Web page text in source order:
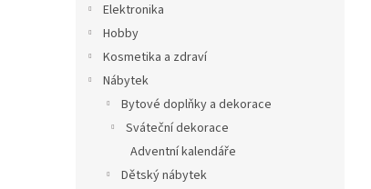
Elektronika
Hobby
Kosmetika a zdraví
Nábytek
Bytové doplňky a dekorace
Sváteční dekorace
Adventní kalendáře
Dětský nábytek